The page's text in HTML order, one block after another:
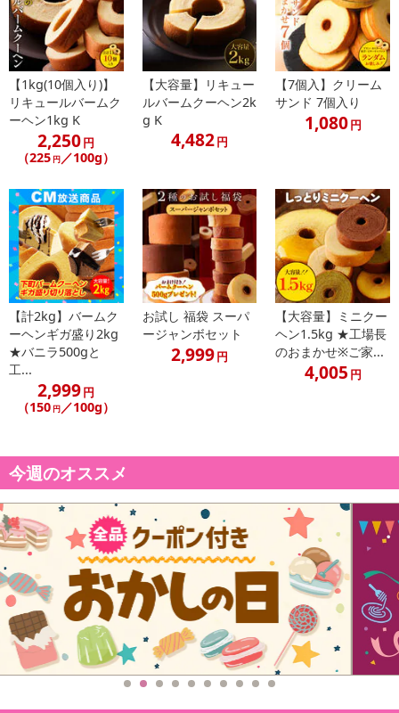
【1kg(10個入り)】
リキュールバームク
ーヘン1kg K
2,250円
（225 円 ／100g）
【大容量】リキュー
ルバームクーヘン2k
g K
4,482円
【7個入】クリーム
サンド 7個入り
1,080円
【計2kg】バームク
ーヘンギガ盛り2kg
★バニラ500gと
工...
2,999円
（150 円／100g）
お試し 福袋 スーパ
ージャンボセット
2,999円
【大容量】ミニクー
ヘン1.5kg ★工場長
のおまかせ※ご家...
4,005 円
今週のオススメ